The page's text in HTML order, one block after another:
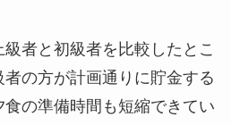
者と初級者を比較したとこ
の方が計画通りに貯金する
の準備時間も短縮できてい